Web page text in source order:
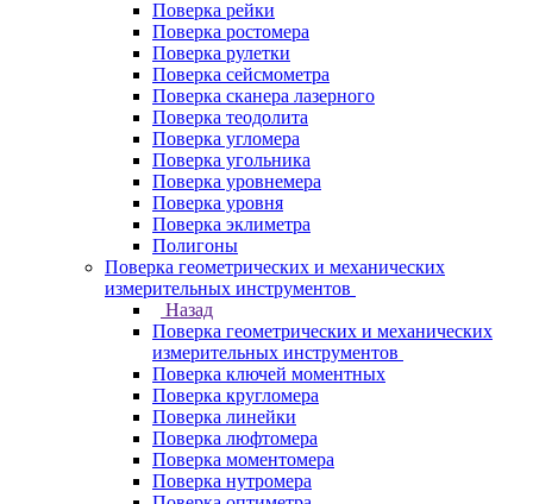
Поверка рейки
Поверка ростомера
Поверка рулетки
Поверка сейсмометра
Поверка сканера лазерного
Поверка теодолита
Поверка угломера
Поверка угольника
Поверка уровнемера
Поверка уровня
Поверка эклиметра
Полигоны
Поверка геометрических и механических
измерительных инструментов
Назад
Поверка геометрических и механических
измерительных инструментов
Поверка ключей моментных
Поверка кругломера
Поверка линейки
Поверка люфтомера
Поверка моментомера
Поверка нутромера